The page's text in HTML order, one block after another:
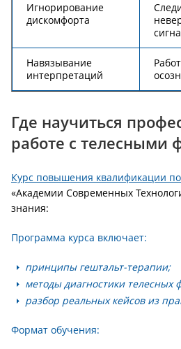
Игнорирование
дискомфорта
Навязывание
интерпретаций
Где научиться
работе с телесными
Курс повышения квалификации
«Академии Современных
знания:
Программа курса включает:
принципы гештальт-терапии;
методы диагностики телесных
разбор реальных кейсов из
Формат обучения: